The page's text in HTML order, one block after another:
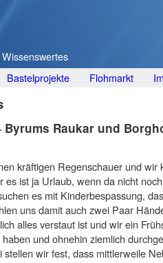
Bastelprojekte Flohmarkt
Raukar und
kräftigen Regenschauer und
es ist ja Urlaub, wenn da nicht
es mit Kinderbespassung,
uns damit auch zwei Paar
alles verstaut ist und wir ein
und ohnehin ziemlich
wir fest, dass mittlerweile